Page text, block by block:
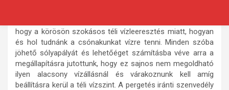
hogy a körösön szokásos téli vízleeresztés miatt, hogyan
és hol tudnánk a csónakunkat vízre tenni. Minden szóba
jöhető sólyapályát és lehetőéget számításba véve arra a
megállapításra jutottunk, hogy ez sajnos nem megoldható
ilyen alacsony vízállásnál és várakoznunk kell amíg
beállításra kerül a téli vízszint. A pergetés iránti szenvedély